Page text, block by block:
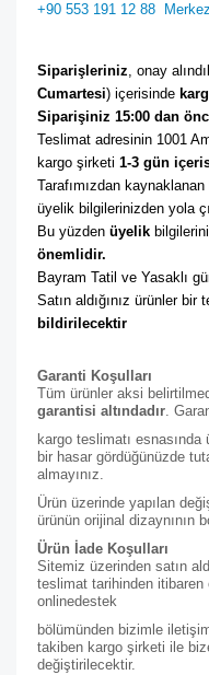
+90 553 191 12 88
Siparişleriniz, onay
Cumartesi) içerisinde
Siparişiniz 15:00 dan
Teslimat adresinin 1001
kargo şirketi 1-3 gün
Tarafımızdan
üyelik bilgilerinizden yola
Bu yüzden üyelik
önemlidir.
Bayram Tatil ve Yasaklı
bildirilecektir
Garanti Koşulları
Tüm ürünler aksi
garantisi altındadır.
kargo teslimatı
bir hasar gördüğünüzde
almayınız.
Ürün üzerinde yapılan
ürünün orijinal dizaynının
Ürün İade Koşulları
Sitemiz üzerinden satın
teslimat tarihinden
onlinedestek
bölümünden bizimle
takiben kargo şirketi ile
değiştirilecektir.